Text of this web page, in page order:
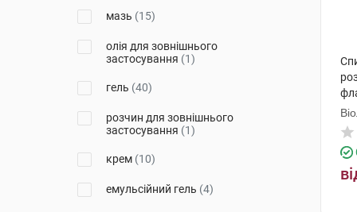
Дарниця ФФ (2)
ДКП Фармацевтична фабрика
мазь (15)
олія для зовнішнього
застосування (1)
гель (40)
розчин для зовнішнього
застосування (1)
крем (10)
емульсійний гель (4)